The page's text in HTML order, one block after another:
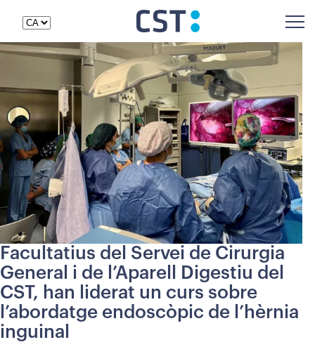
Facultatius del Servei de Cirurgia
General i de l’Aparell Digestiu del
CST, han liderat un curs sobre
l’abordatge endoscòpic de l’hèrnia
inguinal